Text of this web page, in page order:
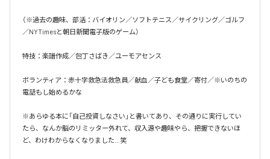
（※過去の趣味、部活：バイオリン／ソフトテニス／サイクリング／ゴルフ
／NYTimesと朝日新聞電子版のゲーム）
特技：楽譜作成／包丁さばき／ユーモアセンス
ボランティア：赤十字救急法救急員／献血／子ども食堂／寄付／※いのちの
電話もし始めるかな
※あらゆる本に「自己投資しなさい」と書いてあり、その通りに実行してい
たら、なんか脳のリミッター外れて、収入源や趣味やら、把握できないほ
ど、わけわからなくなりました…笑